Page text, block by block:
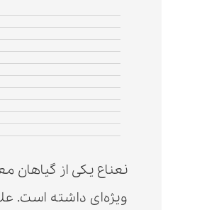
نعناع یکی از
ویژه‌ای داشته است.